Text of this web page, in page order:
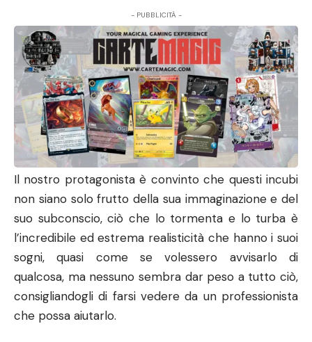
- PUBBLICITÀ -
Il nostro protagonista è convinto che questi incubi
non siano solo frutto della sua immaginazione e del
suo subconscio, ciò che lo tormenta e lo turba è
l’incredibile ed estrema realisticità che hanno i suoi
sogni, quasi come se volessero avvisarlo di
qualcosa, ma nessuno sembra dar peso a tutto ciò,
consigliandogli di farsi vedere da un professionista
che possa aiutarlo.